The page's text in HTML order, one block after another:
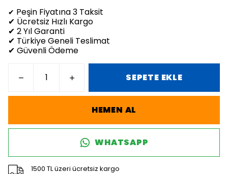
✔ Peşin Fiyatına 3 Taksit
✔ Ücretsiz Hızlı Kargo
✔ 2 Yıl Garanti
✔ Türkiye Geneli Teslimat
✔ Güvenli Ödeme
SEPETE EKLE
HEMEN AL
WHATSAPP
1500 TL üzeri ücretsiz kargo